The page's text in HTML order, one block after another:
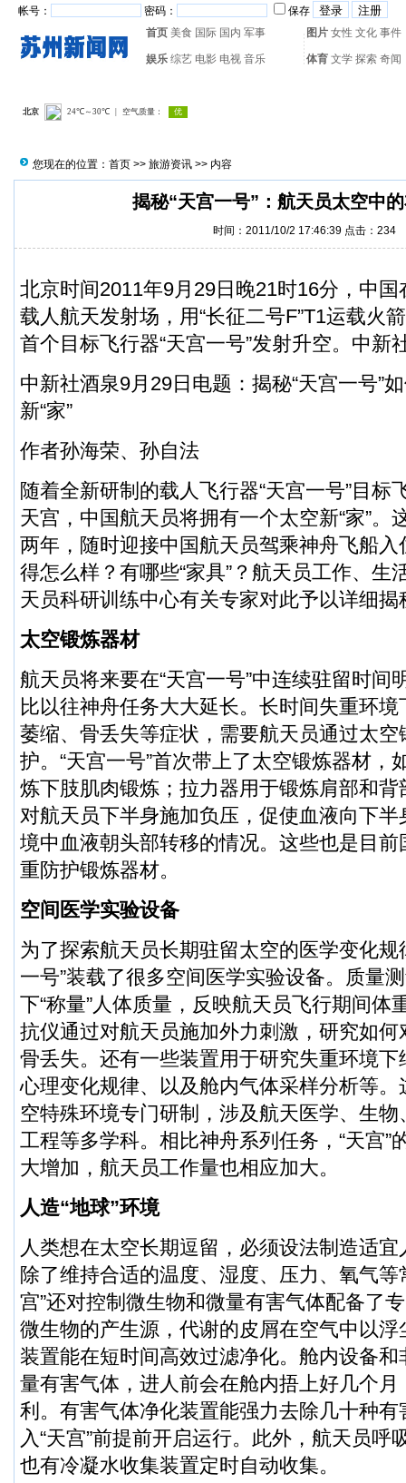
帐号： 密码：
保存
首页 美食 国际 国内 军事 图片 女性 文化 事件
娱乐 综艺 电影 电视 音乐 体育 文学 探索 奇闻
您现在的位置： 首页 >> 旅游资讯 >> 内容
揭秘“天宫一号”：航天员太空中
时间：2011/10/2 17:46:39 点击： 234
北京时间2011年9月29日晚21时16分，中
载人航天发射场，用“长征二号F”T1运载火
首个目标飞行器“天宫一号”发射升空。中新
中新社酒泉9月29日电题：揭秘“天宫一号”
新“家”
作者孙海荣、孙自法
随着全新研制的载人飞行器“天宫一号”目标
天宫，中国航天员将拥有一个太空新“家”。
两年，随时迎接中国航天员驾乘神舟飞船入
得怎么样？有哪些“家具”？航天员工作、生
天员科研训练中心有关专家对此予以详细
太空锻炼器材
航天员将来要在“天宫一号”中连续驻留时间
比以往神舟任务大大延长。长时间失重环
萎缩、骨丢失等症状，需要航天员通过太空
护。“天宫一号”首次带上了太空锻炼器材，
炼下肢肌肉锻炼；拉力器用于锻炼肩部和
对航天员下半身施加负压，促使血液向下
境中血液朝头部转移的情况。这些也是目
重防护锻炼器材。
空间医学实验设备
为了探索航天员长期驻留太空的医学变化规
一号”装载了很多空间医学实验设备。质量
下“称量”人体质量，反映航天员飞行期间体
抗仪通过对航天员施加外力刺激，研究如
骨丢失。还有一些装置用于研究失重环境
心理变化规律、以及舱内气体采样分析等
空特殊环境专门研制，涉及航天医学、生
工程等多学科。相比神舟系列任务，“天宫”
大增加，航天员工作量也相应加大。
人造“地球”环境
人类想在太空长期逗留，必须设法制造适
除了维持合适的温度、湿度、压力、氧气等
宫”还对控制微生物和微量有害气体配备了
微生物的产生源，代谢的皮屑在空气中以
装置能在短时间高效过滤净化。舱内设备
量有害气体，进人前会在舱内捂上好几个
利。有害气体净化装置能强力去除几十种
入“天宫”前提前开启运行。此外，航天员呼
也有冷凝水收集装置定时自动收集。